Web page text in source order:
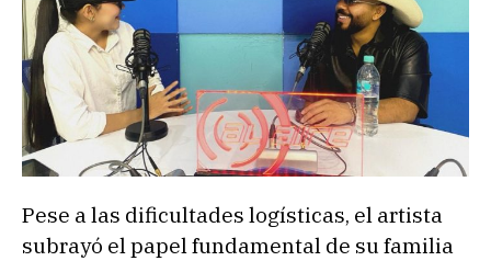
Pese a las dificultades logísticas, el artista
subrayó el papel fundamental de su familia